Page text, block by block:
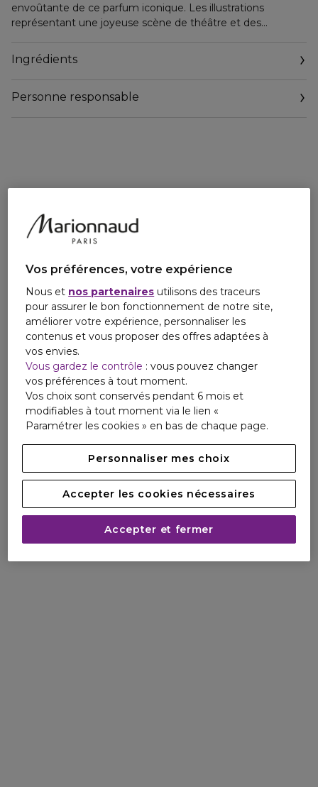
envoûtante de ce parfum iconique. Les illustrations
représentant une joyeuse scène de théâtre et des
mêlée à la sensualité des fleurs, le tout sublimée par une
élégante signature chyprée. Le coffret contient une Eau
Hydratante Eau du Soir 150ml.
Ingrédients
Personne responsable
Vos préférences, votre expérience
Nous et nos partenaires utilisons des traceurs
pour assurer le bon fonctionnement de notre site,
améliorer votre expérience, personnaliser les
contenus et vous proposer des offres adaptées à
vos envies.
Vous gardez le contrôle : vous pouvez changer
vos préférences à tout moment.
Vos choix sont conservés pendant 6 mois et
modifiables à tout moment via le lien «
Paramétrer les cookies » en bas de chaque page.
Personnaliser mes choix
Accepter les cookies nécessaires
Accepter et fermer